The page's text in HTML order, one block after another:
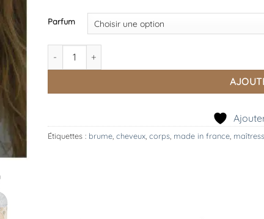
Parfum
quantité de Brume Parfumée Corps et Cheveux,
Étiquettes : brume, cheveux, corps, made in france,